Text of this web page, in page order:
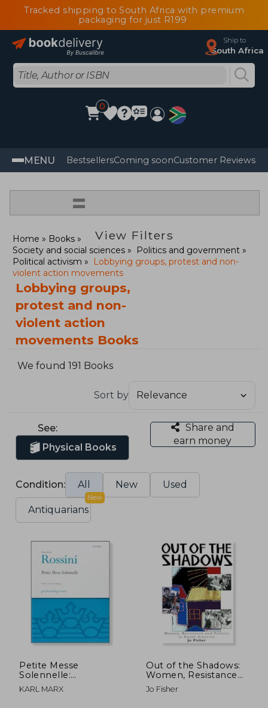
Tracked shipping to South Africa with premium
packaging for just R199
Ship to
South Africa
0
MENU BestsellersComing soonCustomer Reviews
=
View Filters
Home
Books
Society and social sciences
Politics and government
Political activism
Lobbying groups, protest and non-
violent action movements
Lobbying groups,
protest and non-
violent action
movements Books
We found 191 Books
Sort by
See:
Physical Books
Share and
earn money
Condition: All New Used
Antiquarians
New
Petite Messe
Solennelle:
Performing Score
(Classic Choral Works)
KARL MARX
Out of the Shadows:
Women, Resistance
and Politics in South
America
Jo Fisher